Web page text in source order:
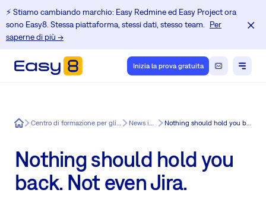
⚡️ Stiamo cambiando marchio: Easy Redmine ed Easy Project ora
sono Easy8. Stessa piattaforma, stessi dati, stesso team.
Per
saperne di più →
Inizia la prova gratuita
Easy8 Centro di formazione per gli utenti di Redmine News in Easy8 Nothing should hold you back. Not even Jira.
Nothing should hold you
back. Not even Jira.